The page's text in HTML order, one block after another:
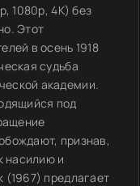
1080p, 4K) без
Этот
в осень 1918
судьба
академии.
под
признав,
насилию и
(1967) предлагает